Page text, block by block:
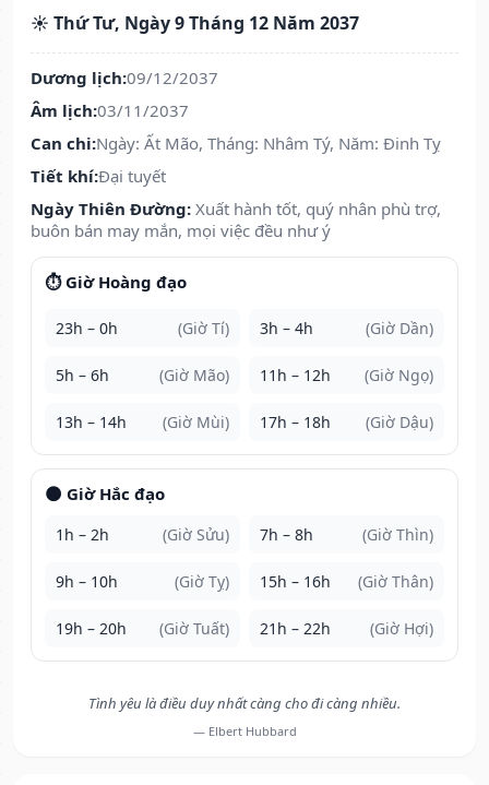
☀️ Thứ Tư, Ngày 9 Tháng 12 Năm 2037
Dương lịch:09/12/2037
Âm lịch:03/11/2037
Can chi:Ngày: Ất Mão, Tháng: Nhâm Tý, Năm: Đinh Tỵ
Tiết khí:Đại tuyết
Ngày Thiên Đường: Xuất hành tốt, quý nhân phù trợ,
buôn bán may mắn, mọi việc đều như ý
⏱️ Giờ Hoàng đạo
23h – 0h (Giờ Tí) 3h – 4h (Giờ Dần)
5h – 6h (Giờ Mão) 11h – 12h (Giờ Ngọ)
13h – 14h (Giờ Mùi) 17h – 18h (Giờ Dậu)
🌑 Giờ Hắc đạo
1h – 2h (Giờ Sửu) 7h – 8h (Giờ Thìn)
9h – 10h (Giờ Tỵ) 15h – 16h (Giờ Thân)
19h – 20h (Giờ Tuất) 21h – 22h (Giờ Hợi)
Tình yêu là điều duy nhất càng cho đi càng nhiều.
— Elbert Hubbard